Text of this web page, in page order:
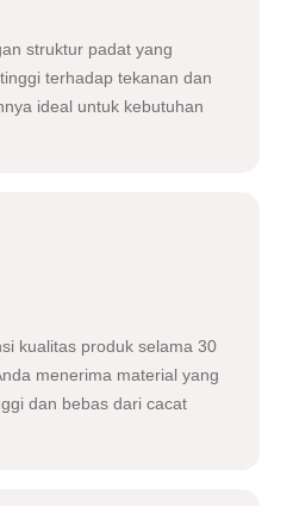
struktur padat yang
terhadap tekanan dan
ideal untuk kebutuhan
kualitas produk selama 30
menerima material yang
dan bebas dari cacat